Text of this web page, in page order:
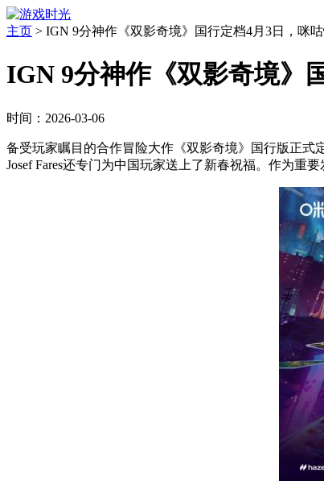
主页 > IGN 9分神作《双影奇境》国行定档4月3日，咪
IGN 9分神作《双影奇境》
时间：2026-03-06
备受玩家瞩目的合作冒险大作《双影奇境》国行版正式
Josef Fares还专门为中国玩家送上了新春祝福。作为重